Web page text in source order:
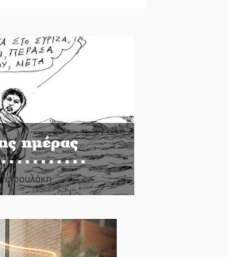
ημέρας